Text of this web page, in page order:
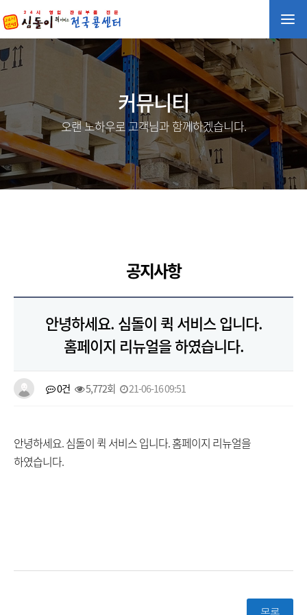
커뮤니티
오랜 노하우로 고객님과 함께하겠습니다.
공지사항
안녕하세요. 심돌이 퀵 서비스 입니다.
홈페이지 리뉴얼을 하였습니다.
0건 5,772회 21-06-16 09:51
안녕하세요. 심돌이 퀵 서비스 입니다. 홈페이지 리뉴얼을
하였습니다.